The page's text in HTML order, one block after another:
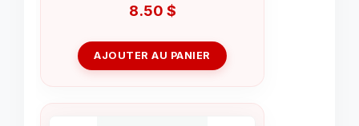
8.50 $
AJOUTER AU PANIER